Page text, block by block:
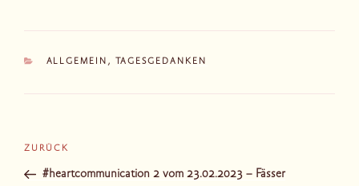
KATEGORIEN
ALLGEMEIN , TAGESGEDANKEN
Beitragsnavigation
Vorheriger
Beitrag
ZURÜCK
#heartcommunication 2 vom 23.02.2023 – Fässer